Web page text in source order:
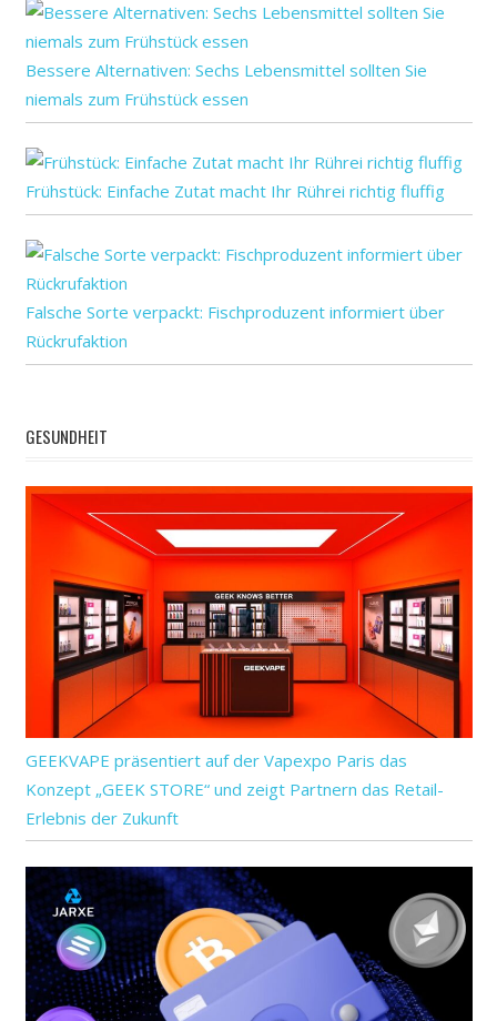
Präparate
Bessere Alternativen: Sechs Lebensmittel sollten Sie
niemals zum Frühstück essen
Frühstück: Einfache Zutat macht Ihr Rührei richtig fluffig
Falsche Sorte verpackt: Fischproduzent informiert über
Rückrufaktion
GESUNDHEIT
GEEKVAPE präsentiert auf der Vapexpo Paris das
Konzept „GEEK STORE“ und zeigt Partnern das Retail-
Erlebnis der Zukunft